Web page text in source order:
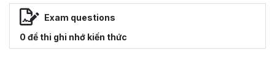
Exam questions
0 đề thi ghi nhớ kiến thức